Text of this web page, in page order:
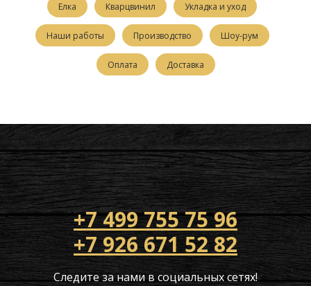
Елка Кварцвинил Укладка и уход
Наши работы Производство Шоу-рум
Оплата Доставка
+7 499 755 75 96
+7 926 671 52 82
Следите за нами в социальных сетях!